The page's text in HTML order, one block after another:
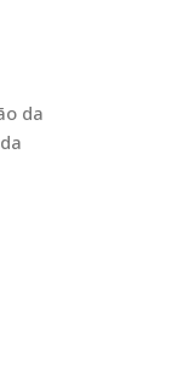
da